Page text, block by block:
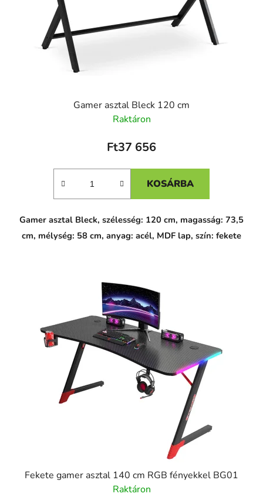
Gamer asztal Bleck 120 cm
Raktáron
Ft37 656
KOSÁRBA
Gamer asztal Bleck, szélesség: 120 cm, magasság: 73,5
cm, mélység: 58 cm, anyag: acél, MDF lap, szín: fekete
Fekete gamer asztal 140 cm RGB fényekkel BG01
Raktáron